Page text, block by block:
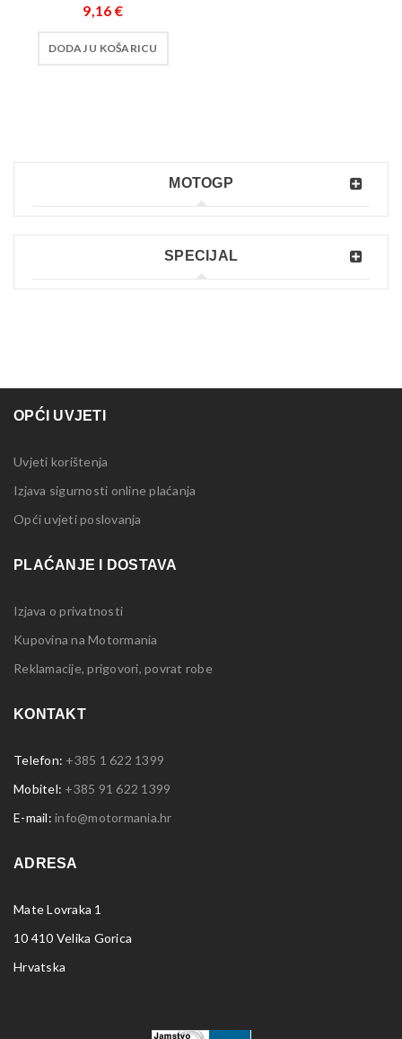
MOTOGP
SPECIJAL
9,16 €
DODAJ U KOŠARICU
OPĆI UVJETI
Uvjeti korištenja
Izjava sigurnosti online plaćanja
Opći uvjeti poslovanja
PLAĆANJE I DOSTAVA
Izjava o privatnosti
Kupovina na Motormania
Reklamacije, prigovori, povrat robe
KONTAKT
Telefon: +385 1 622 1399
Mobitel: +385 91 622 1399
E-mail: info@motormania.hr
ADRESA
Mate Lovraka 1
10 410 Velika Gorica
Hrvatska